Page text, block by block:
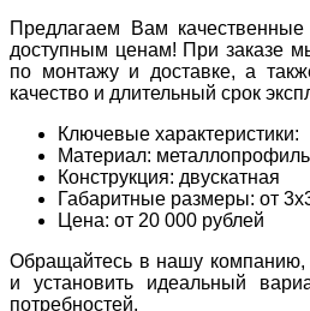
Предлагаем Вам
доступным ценам! При заказе
по монтажу и доставке, а
качество и длительный срок
Ключевые характеристики:
Материал: металлопрофиль
Конструкция: двускатная
Габаритные размеры: от
Цена: от 20 000 рублей
Обращайтесь в нашу
и установить идеальный
потребностей.